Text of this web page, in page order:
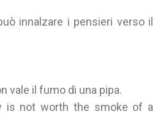
innalzare i pensieri verso il
vale il fumo di una pipa.
is not worth the smoke of a